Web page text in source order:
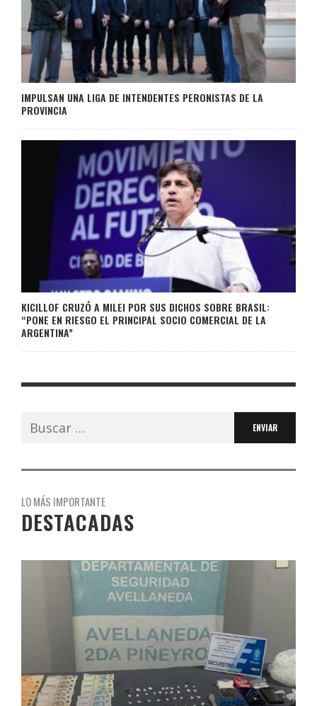
IMPULSAN UNA LIGA DE INTENDENTES PERONISTAS DE LA
PROVINCIA
KICILLOF CRUZÓ A MILEI POR SUS DICHOS SOBRE BRASIL:
“PONE EN RIESGO EL PRINCIPAL SOCIO COMERCIAL DE LA
ARGENTINA”
Buscar:
LO MÁS IMPORTANTE
DESTACADAS